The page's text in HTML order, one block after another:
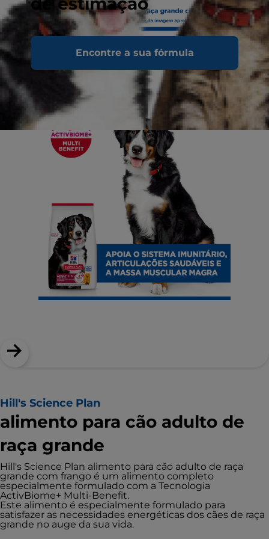
Encontre a sua fórmula
Hill's Science Plan
alimento para cão adulto de
raça grande
Hill's Science Plan alimento para cão adulto de raça
grande com frango é um alimento completo
especialmente formulado com a Tecnologia
ActivBiome+ Multi-Benefit.
Este alimento é especialmente formulado para
satisfazer as necessidades energéticas dos cães de raça
grande no auge da sua vida.